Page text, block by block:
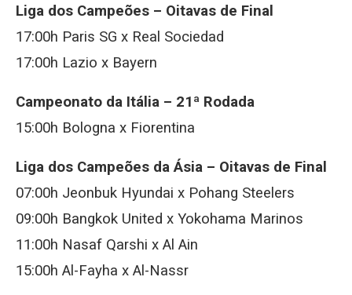
Liga dos Campeões – Oitavas de Final
17:00h Paris SG x Real Sociedad
17:00h Lazio x Bayern
Campeonato da Itália – 21ª Rodada
15:00h Bologna x Fiorentina
Liga dos Campeões da Ásia – Oitavas de Final
07:00h Jeonbuk Hyundai x Pohang Steelers
09:00h Bangkok United x Yokohama Marinos
11:00h Nasaf Qarshi x Al Ain
15:00h Al-Fayha x Al-Nassr